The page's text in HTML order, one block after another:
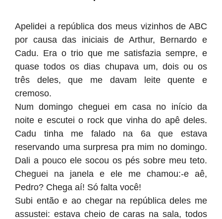
Apelidei a república dos meus vizinhos de ABC
por causa das iniciais de Arthur, Bernardo e
Cadu. Era o trio que me satisfazia sempre, e
quase todos os dias chupava um, dois ou os
três deles, que me davam leite quente e
cremoso.
Num domingo cheguei em casa no início da
noite e escutei o rock que vinha do apê deles.
Cadu tinha me falado na 6a que estava
reservando uma surpresa pra mim no domingo.
Dali a pouco ele socou os pés sobre meu teto.
Cheguei na janela e ele me chamou:-e aê,
Pedro? Chega aí! Só falta você!
Subi então e ao chegar na república deles me
assustei: estava cheio de caras na sala, todos